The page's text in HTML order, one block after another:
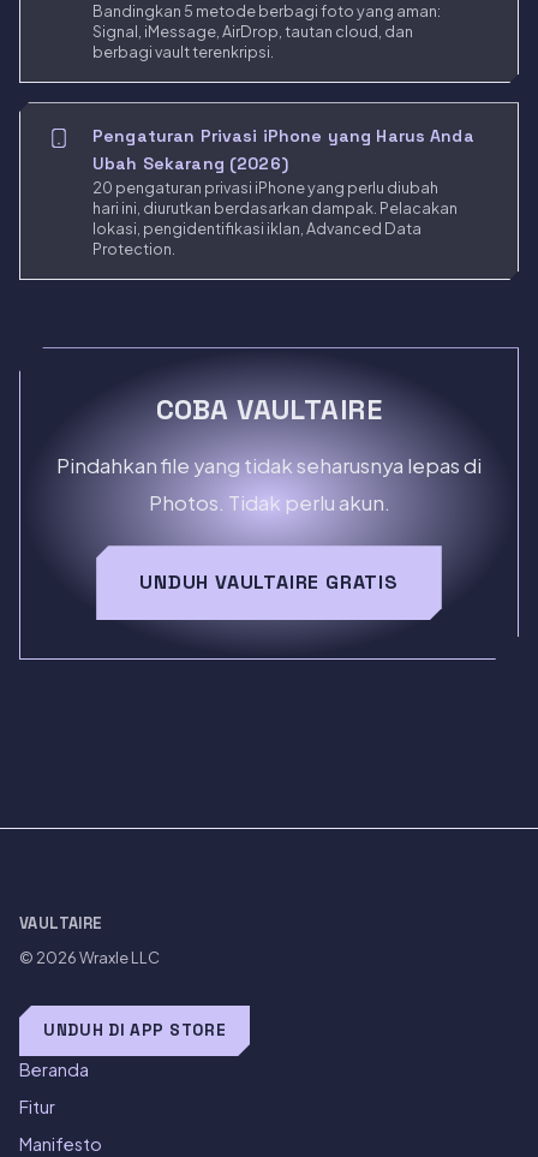
Bandingkan 5 metode berbagi foto yang aman:
Signal, iMessage, AirDrop, tautan cloud, dan
berbagi vault terenkripsi.
Pengaturan Privasi iPhone yang Harus Anda
Ubah Sekarang (2026)
20 pengaturan privasi iPhone yang perlu diubah
hari ini, diurutkan berdasarkan dampak. Pelacakan
lokasi, pengidentifikasi iklan, Advanced Data
Protection.
COBA VAULTAIRE
Pindahkan file yang tidak seharusnya lepas di
Photos. Tidak perlu akun.
UNDUH VAULTAIRE GRATIS
VAULTAIRE
© 2026Wraxle LLC
UNDUH DI APP STORE
Beranda
Fitur
Manifesto